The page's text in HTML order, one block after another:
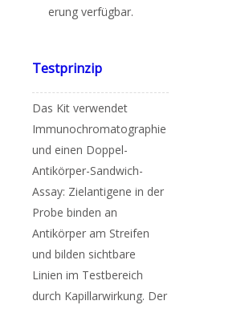
erung verfügbar.
Testprinzip
Das Kit verwendet
Immunochromatographie
und einen Doppel-
Antikörper-Sandwich-
Assay: Zielantigene in der
Probe binden an
Antikörper am Streifen
und bilden sichtbare
Linien im Testbereich
durch Kapillarwirkung. Der